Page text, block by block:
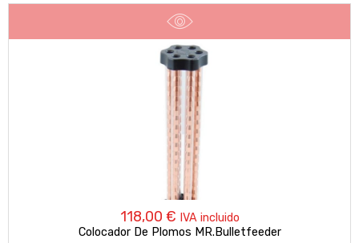
118,00 € IVA incluido
Colocador De Plomos MR.Bulletfeeder